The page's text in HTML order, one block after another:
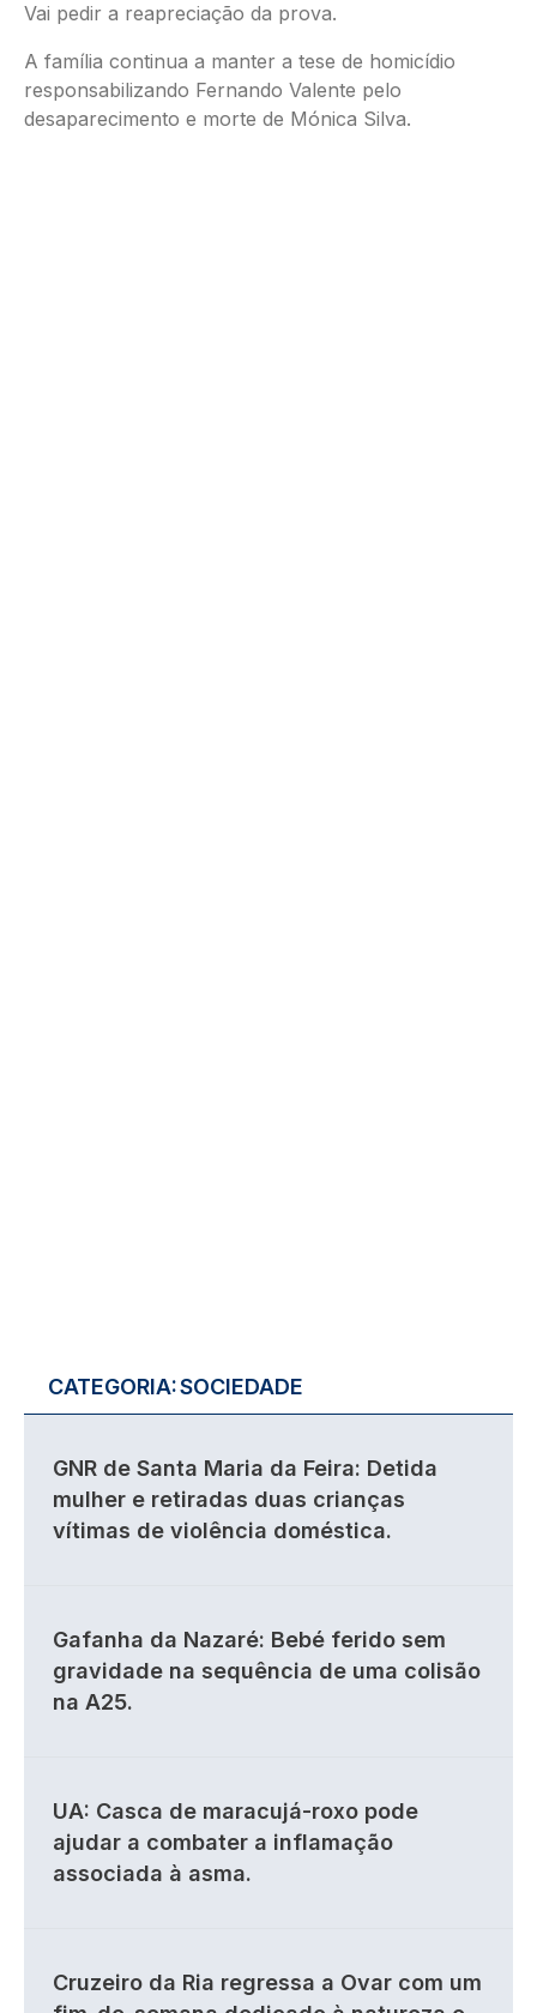
Vai pedir a reapreciação da prova.
A família continua a manter a tese de homicídio
responsabilizando Fernando Valente pelo
desaparecimento e morte de Mónica Silva.
CATEGORIA:SOCIEDADE
GNR de Santa Maria da Feira: Detida
mulher e retiradas duas crianças
vítimas de violência doméstica.
Gafanha da Nazaré: Bebé ferido sem
gravidade na sequência de uma colisão
na A25.
UA: Casca de maracujá-roxo pode
ajudar a combater a inflamação
associada à asma.
Cruzeiro da Ria regressa a Ovar com um